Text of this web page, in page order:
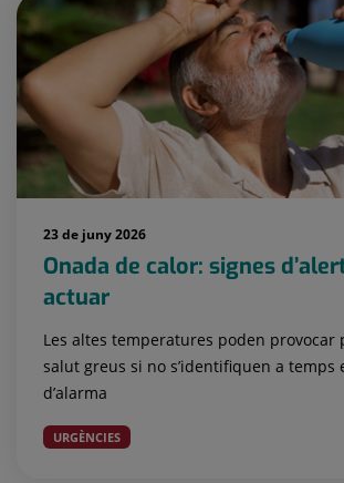
23 de juny 2026
Onada de calor: signes
actuar
Les altes temperatures poden provocar
salut greus si no s’identifiquen a temps
d’alarma
URGÈNCIES